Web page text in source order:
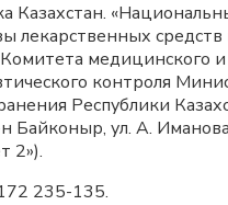
Казахстан.
лекарственных
медицинского и
контроля
Республики
Байконыр, ул. А.
2»).
235-135.